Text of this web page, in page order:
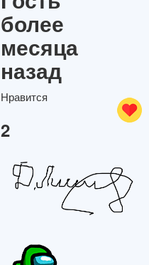
более
месяца
назад
Нравится
2